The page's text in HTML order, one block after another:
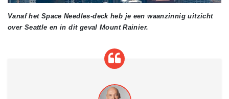
Vanaf het Space Needles-deck heb je een waanzinnig uitzicht
over Seattle en in dit geval Mount Rainier.